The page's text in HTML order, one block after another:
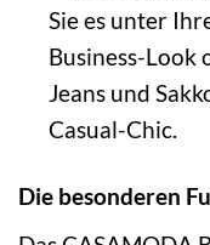
Sie es unter
Business-Look
Jeans und
Casual-Chic.
Die besonderen